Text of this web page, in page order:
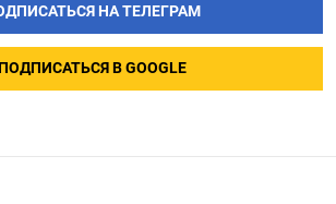
НА ТЕЛЕГРАМ
В GOOGLE